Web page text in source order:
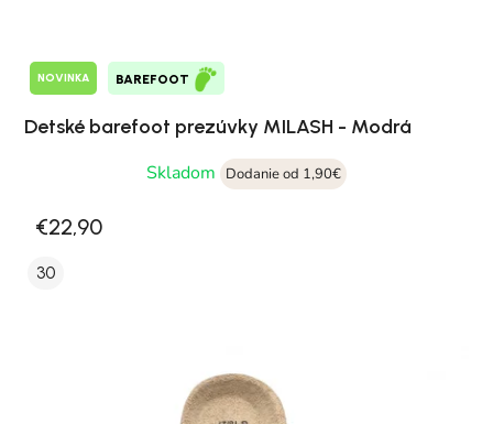
NOVINKA BAREFOOT
Detské barefoot prezúvky MILASH - Modrá
Skladom
Dodanie od 1,90€
€22,90
30